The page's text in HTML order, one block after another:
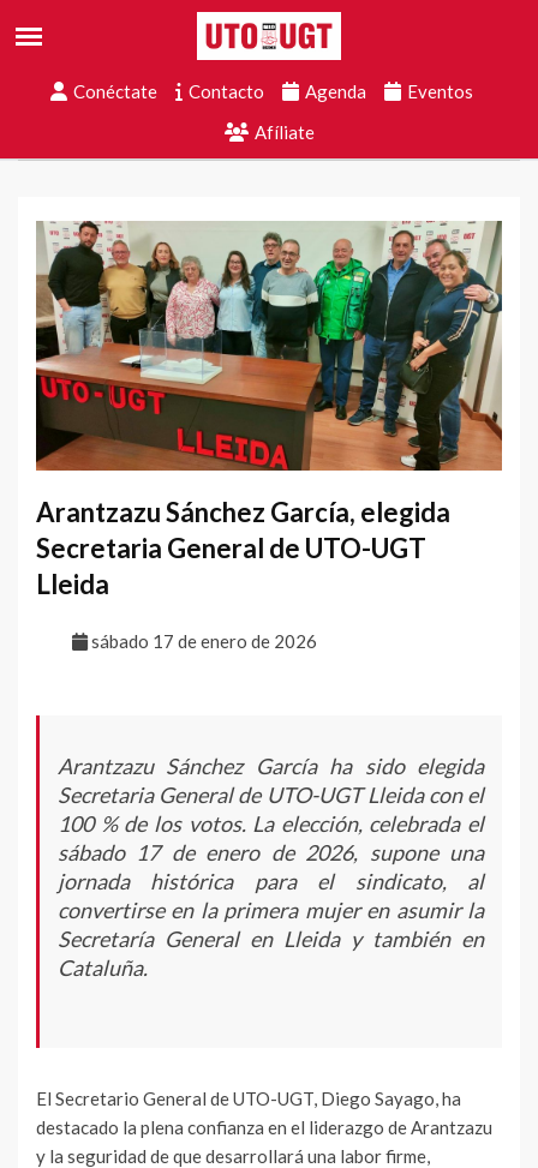
Conéctate Contacto Agenda
Eventos
Afíliate
Arantzazu Sánchez García, elegida
Secretaria General de UTO-UGT
Lleida
sábado 17 de enero de 2026
Arantzazu Sánchez García ha sido elegida
Secretaria General de UTO-UGT Lleida con el
100 % de los votos. La elección, celebrada el
sábado 17 de enero de 2026, supone una
jornada histórica para el sindicato, al
convertirse en la primera mujer en asumir la
Secretaría General en Lleida y también en
Cataluña.
El Secretario General de UTO-UGT, Diego Sayago, ha
destacado la plena confianza en el liderazgo de Arantzazu
y la seguridad de que desarrollará una labor firme,